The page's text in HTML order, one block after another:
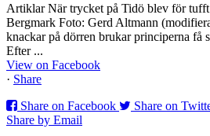
Artiklar När trycket på Tidö blev för
Bergmark Foto: Gerd Altmann
knackar på dörren brukar principerna få
Efter ...
View on Facebook
· Share
Share on Facebook
Share on
Share by Email